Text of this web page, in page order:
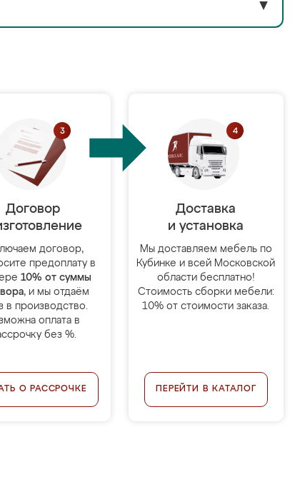
▼
Договор
договор,
предоплату в
10% от суммы
, и мы отдаём
в производство.
оплата в
без %.
О РАССРОЧКЕ
Доставка
и установка
Мы доставляем мебель по
Кубинке и всей Московской
области бесплатно!
Стоимость сборки мебели:
10% от стоимости заказа.
ПЕРЕЙТИ В КАТАЛОГ